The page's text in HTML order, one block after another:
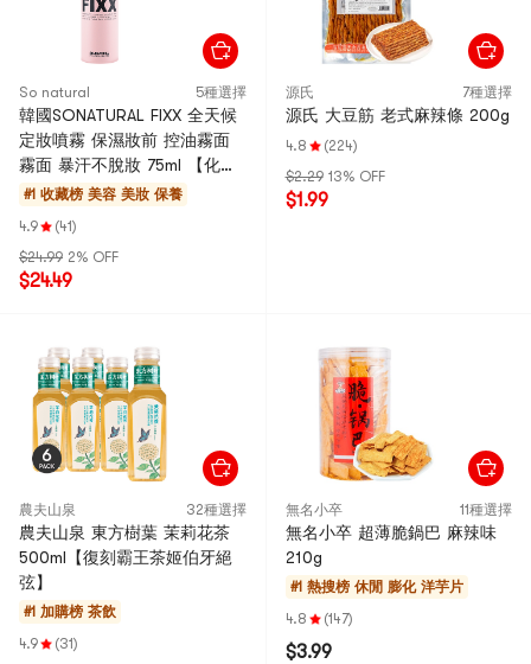
So natural 5種選擇
韓國SONATURAL FIXX 全天候
定妝噴霧 保濕妝前 控油霧面
霧面 暴汗不脫妝 75ml 【化解
榜單第一】
#1 收藏榜 美容 美妝 保養
4.9
(41)
$24.99 2% OFF
$24.49
源氏 7種選擇
源氏 大豆筋 老式麻辣條 200g
4.8
(224)
$2.29 13% OFF
$1.99
農夫山泉 32種選擇
農夫山泉 東方樹葉 茉莉花茶
500ml【復刻霸王茶姬伯牙絕
弦】
#1 加購榜 茶飲
4.9
(31)
無名小卒 11種選擇
無名小卒 超薄脆鍋巴 麻辣味
210g
#1 熱搜榜休閒 膨化 洋芋片
4.8
(147)
$3.99